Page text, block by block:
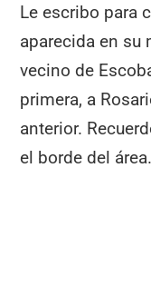
o
k
Le escribo para
aparecida en su
vecino de
primera, a
anterior.
el borde del área.